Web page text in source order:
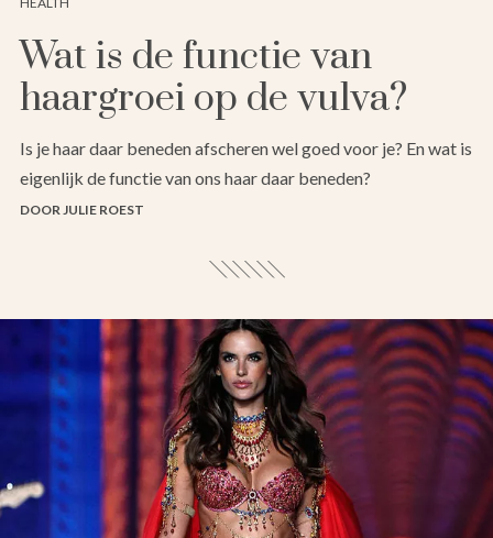
Wat is de functie van
haargroei op de vulva?
Is je haar daar beneden afscheren wel goed voor je? En wat is
eigenlijk de functie van ons haar daar beneden?
DOOR JULIE ROEST